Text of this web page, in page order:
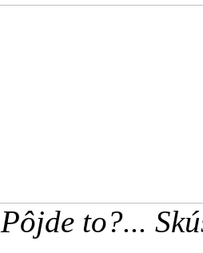
Pôjde to?...